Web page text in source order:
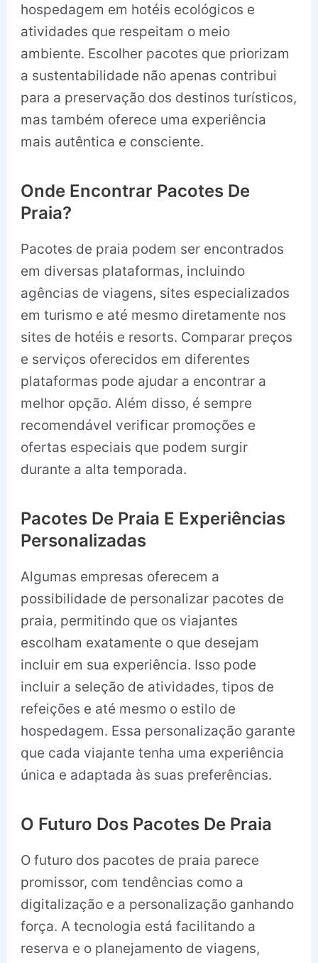
hospedagem em hotéis ecológicos e
atividades que respeitam o meio
ambiente. Escolher pacotes que priorizam
a sustentabilidade não apenas contribui
para a preservação dos destinos turísticos,
mas também oferece uma experiência
mais autêntica e consciente.
Onde Encontrar Pacotes De
Praia?
Pacotes de praia podem ser encontrados
em diversas plataformas, incluindo
agências de viagens, sites especializados
em turismo e até mesmo diretamente nos
sites de hotéis e resorts. Comparar preços
e serviços oferecidos em diferentes
plataformas pode ajudar a encontrar a
melhor opção. Além disso, é sempre
recomendável verificar promoções e
ofertas especiais que podem surgir
durante a alta temporada.
Pacotes De Praia E Experiências
Personalizadas
Algumas empresas oferecem a
possibilidade de personalizar pacotes de
praia, permitindo que os viajantes
escolham exatamente o que desejam
incluir em sua experiência. Isso pode
incluir a seleção de atividades, tipos de
refeições e até mesmo o estilo de
hospedagem. Essa personalização garante
que cada viajante tenha uma experiência
única e adaptada às suas preferências.
O Futuro Dos Pacotes De Praia
O futuro dos pacotes de praia parece
promissor, com tendências como a
digitalização e a personalização ganhando
força. A tecnologia está facilitando a
reserva e o planejamento de viagens,